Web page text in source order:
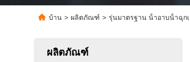
บ้าน > ผลิตภัณฑ์ > รุ่นมาตรฐาน น้ําอาบน้ําฉุก
ผลิตภัณฑ์